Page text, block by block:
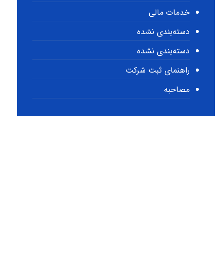
خدمات مالی
دسته‌بندی نشده
دسته‌بندی نشده
راهنمای ثبت شرکت
مصاحبه